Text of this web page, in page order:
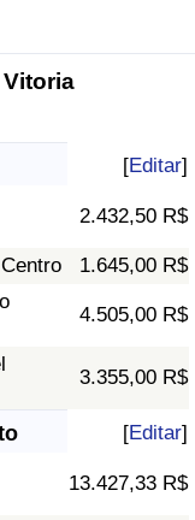
[Editar]
2.432,50 R$
1.645,00 R$
4.505,00 R$
3.355,00 R$
[Editar]
13.427,33 R$